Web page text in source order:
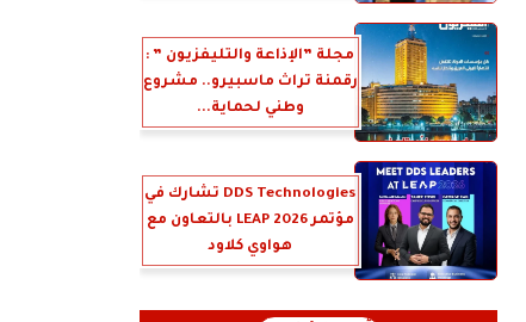
مجلة ”الإذاعة والتليفزيون ” :
رقمنة تراث ماسبيرو.. مشروع
وطني لحماية...
DDS Technologies تشارك في
مؤتمر LEAP 2026 بالتعاون مع
هواوي كلاود